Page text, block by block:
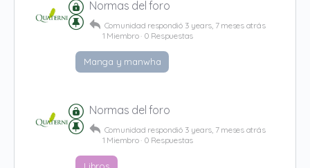
Normas del foro
Comunidad respondió 3 years, 7 meses atrás
1 Miembro · 0 Respuestas
Manga y manwha
Normas del foro
Comunidad respondió 3 years, 7 meses atrás
1 Miembro · 0 Respuestas